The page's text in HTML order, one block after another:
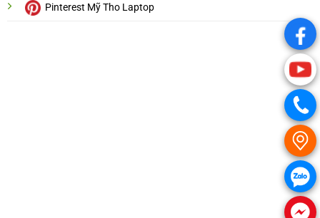
Pinterest Mỹ Tho Laptop
.
.
.
.
.
.